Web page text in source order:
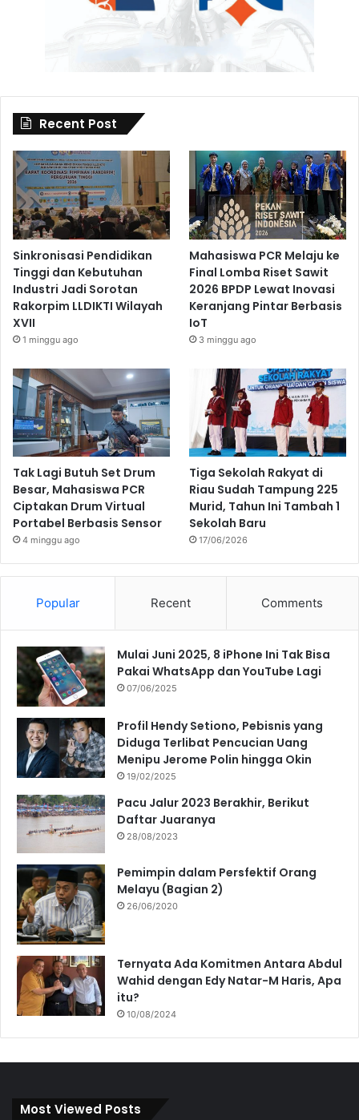
Recent Post
Sinkronisasi Pendidikan
Tinggi dan Kebutuhan
Industri Jadi Sorotan
Rakorpim LLDIKTI Wilayah
XVII
1 minggu ago
Mahasiswa PCR Melaju ke
Final Lomba Riset Sawit
2026 BPDP Lewat Inovasi
Keranjang Pintar Berbasis
IoT
3 minggu ago
Tak Lagi Butuh Set Drum
Besar, Mahasiswa PCR
Ciptakan Drum Virtual
Portabel Berbasis Sensor
4 minggu ago
Tiga Sekolah Rakyat di
Riau Sudah Tampung 225
Murid, Tahun Ini Tambah 1
Sekolah Baru
17/06/2026
Popular Recent Comments
Mulai Juni 2025, 8 iPhone Ini Tak Bisa
Pakai WhatsApp dan YouTube Lagi
07/06/2025
Profil Hendy Setiono, Pebisnis yang
Diduga Terlibat Pencucian Uang
Menipu Jerome Polin hingga Okin
19/02/2025
Pacu Jalur 2023 Berakhir, Berikut
Daftar Juaranya
28/08/2023
Pemimpin dalam Persfektif Orang
Melayu (Bagian 2)
26/06/2020
Ternyata Ada Komitmen Antara Abdul
Wahid dengan Edy Natar-M Haris, Apa
itu?
10/08/2024
Most Viewed Posts